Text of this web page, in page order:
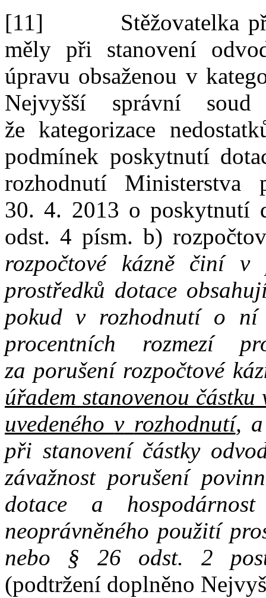
[11]
Stěžovatelka
měly při
stanovení
úpravu obsaženou v
Nejvyšší správní
že kategorizace
podmínek poskytnutí
rozhodnutí Ministerstva
30. 4. 2013 o poskytnutí
odst. 4 písm. b)
rozpočtové kázně činí v
prostředků dotace
pokudv rozhodnutí o ní
procentních rozmezí
za porušení rozpočtové
úřadem stanovenou
uvedenéhov rozhodnutí, a
při stanovení částky
závažnost porušení
dotace a
neoprávněného použití
nebo
§ 26 odst.
2
(podtržení doplněno